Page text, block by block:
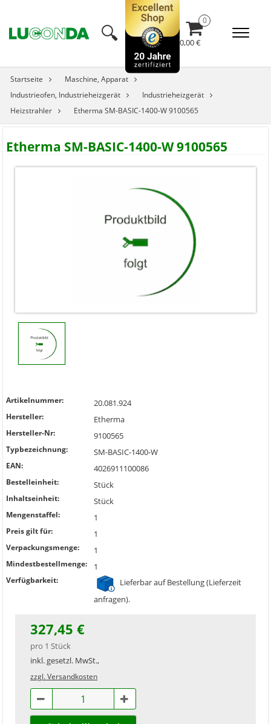
🔍︎ 0,00 €
Startseite
Maschine, Apparat
Industrieofen, Industrieheizgerät
Industrieheizgerät
Heizstrahler
Etherma SM-BASIC-1400-W 9100565
Etherma SM-BASIC-1400-W 9100565
Artikelnummer: 20.081.924
Hersteller: Etherma
Hersteller-Nr: 9100565
Typbezeichnung: SM-BASIC-1400-W
EAN: 4026911100086
Bestelleinheit: Stück
Inhaltseinheit: Stück
Mengenstaffel: 1
Preis gilt für: 1
Verpackungsmenge: 1
Mindestbestellmenge: 1
Verfügbarkeit:
Lieferbar auf Bestellung (Lieferzeit
anfragen).
327,45 €
pro 1 Stück
inkl. gesetzl. MwSt.,
zzgl. Versandkosten